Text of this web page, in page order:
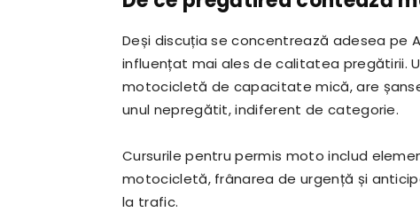
Deși discuția se concentrează adesea pe
influențat mai ales de calitatea pregătirii.
motocicletă de capacitate mică, are
unul nepregătit, indiferent de categorie.
Cursurile pentru permis moto includ
motocicletă, frânarea de urgență și
la trafic.